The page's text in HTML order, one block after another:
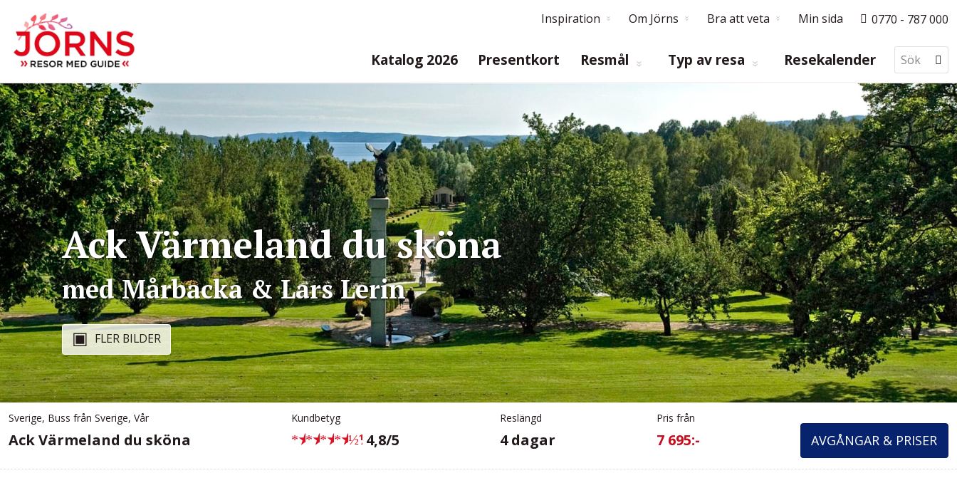
Inspiration Om Jörns Bra att veta Min sida 0770 - 787 000
Katalog 2026 Presentkort Resmål Typ av resa Resekalender
Ack Värmeland du sköna
med Mårbacka & Lars Lerin
FLER BILDER
Sverige, Buss från Sverige, Vår
Ack Värmeland du sköna
Kundbetyg
★★★★ ½4,8/5
Reslängd
4 dagar
Pris från
7 695:- AVGÅNGAR & PRISER